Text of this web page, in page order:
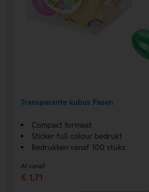
Transparante kubus Pasen
Compact formaat
Sticker full colour bedrukt
Bedrukken vanaf 100 stuks
Al vanaf
€ 1,71